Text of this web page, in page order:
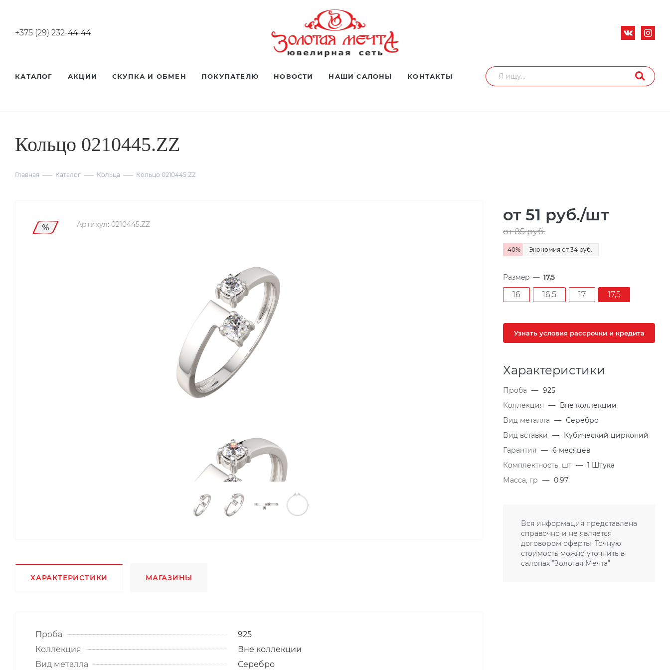
+375 (29) 232-44-44
КАТАЛОГ АКЦИИ СКУПКА И ОБМЕН ПОКУПАТЕЛЮ НОВОСТИ НАШИ САЛОНЫ КОНТАКТЫ
Кольцо 0210445.ZZ
Главная Каталог Кольца Кольцо 0210445.ZZ
Артикул: 0210445.ZZ
ХАРАКТЕРИСТИКИ МАГАЗИНЫ
Проба
925
Коллекция
Вне коллекции
Вид металла
Серебро
от 51 руб./шт
от 85руб.
-40% Экономия от 34 руб.
Размер — 17,5
16 16,5 17 17,5
Узнать условия рассрочки и кредита
Характеристики
Проба — 925
Коллекция — Вне коллекции
Вид металла — Серебро
Вид вставки
— Кубический цирконий
Гарантия — 6 месяцев
Комплектность, шт — 1 Штука
Масса, гр — 0.97
Вся информация представлена
справочно и не является
договором оферты. Точную
стоимость можно уточнить в
салонах "Золотая Мечта"